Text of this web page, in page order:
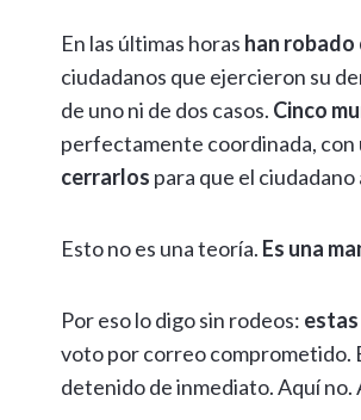
p
p
m o
k
En las últimas horas han
ciudadanos que ejercieron su
de uno ni de dos casos. Cinco
perfectamente coordinada,
cerrarlos para que el
Esto no es una teoría. Es una
Por eso lo digo sin rodeos:
voto por correo comprometido.
detenido de inmediato. Aquí no.